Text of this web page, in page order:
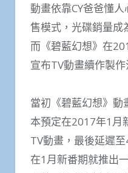
動畫依靠CY爸爸懂
售模式，光碟銷量成
而《碧藍幻想》在
宣布TV動畫續作製
當初《碧藍幻想》動
本預定在2017年1月
TV動畫，最後延遲
在1月新番期就推出